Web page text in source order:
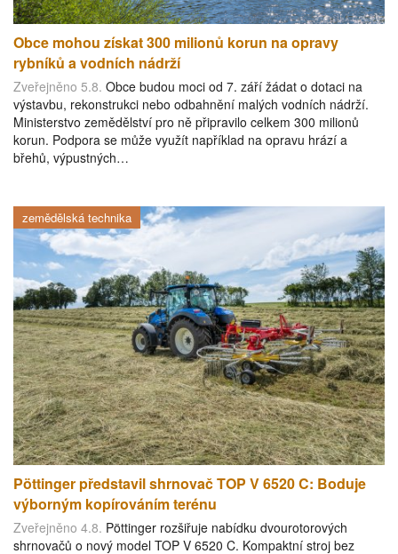
Obce mohou získat 300 milionů korun na opravy
rybníků a vodních nádrží
Zveřejněno 5.8. Obce budou moci od 7. září žádat o dotaci na
výstavbu, rekonstrukci nebo odbahnění malých vodních nádrží.
Ministerstvo zemědělství pro ně připravilo celkem 300 milionů
korun. Podpora se může využít například na opravu hrází a
břehů, výpustných…
zemědělská technika
Pöttinger představil shrnovač TOP V 6520 C: Boduje
výborným kopírováním terénu
Zveřejněno 4.8. Pöttinger rozšiřuje nabídku dvourotorových
shrnovačů o nový model TOP V 6520 C. Kompaktní stroj bez